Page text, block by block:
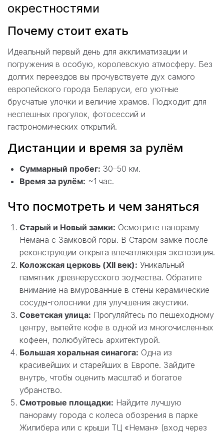
окрестностями
Почему стоит ехать
Идеальный первый день для акклиматизации и
погружения в особую, королевскую атмосферу. Без
долгих переездов вы прочувствуете дух самого
европейского города Беларуси, его уютные
брусчатые улочки и величие храмов. Подходит для
неспешных прогулок, фотосессий и
гастрономических открытий.
Дистанции и время за рулём
Суммарный пробег: 30–50 км.
Время за рулём: ~1 час.
Что посмотреть и чем заняться
Старый и Новый замки: Осмотрите панораму
Немана с Замковой горы. В Старом замке после
реконструкции открыта впечатляющая экспозиция.
Коложская церковь (XII век): Уникальный
памятник древнерусского зодчества. Обратите
внимание на вмурованные в стены керамические
сосуды-голосники для улучшения акустики.
Советская улица: Прогуляйтесь по пешеходному
центру, выпейте кофе в одной из многочисленных
кофеен, полюбуйтесь архитектурой.
Большая хоральная синагога: Одна из
красивейших и старейших в Европе. Зайдите
внутрь, чтобы оценить масштаб и богатое
убранство.
Смотровые площадки: Найдите лучшую
панораму города с колеса обозрения в парке
Жилибера или с крыши ТЦ «Неман» (вход через